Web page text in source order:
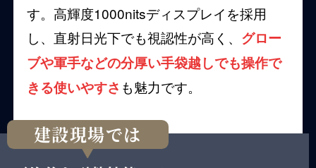
す。高輝度1000nitsディスプレイを採用
し、直射日光下でも視認性が高く、 グロー
ブや軍手などの分厚い手袋越しでも操作で
きる使いやすさ も魅力です。
建設現場では